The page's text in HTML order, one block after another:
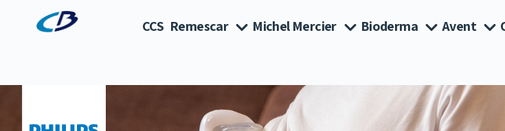
Avent
Bioderma
Michel Mercier
Remescar
CCS